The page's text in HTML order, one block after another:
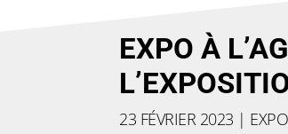
EXPO À
23 FÉVRIER 2023 |